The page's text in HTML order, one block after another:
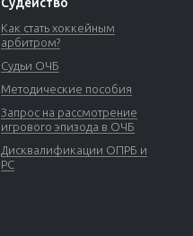
Как стать хоккейным
арбитром?
Судьи ОЧБ
Методические пособия
Запрос на рассмотрение
игрового эпизода в ОЧБ
Дисквалификации ОПРБ и
РС